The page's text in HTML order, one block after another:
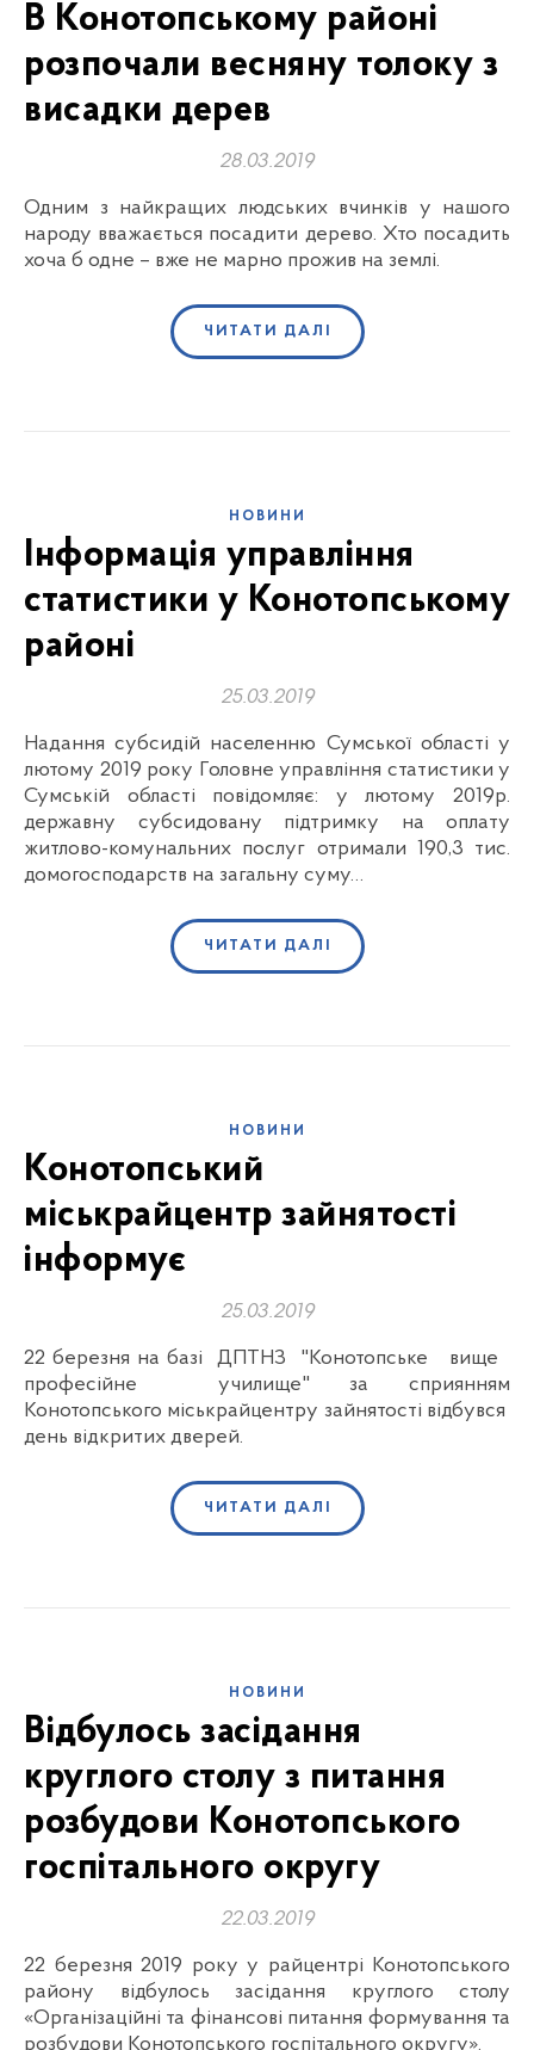
В Конотопському районі
розпочали весняну толоку з
висадки дерев
28.03.2019
Одним з найкращих людських вчинків у нашого
народу вважається посадити дерево. Хто посадить
хоча б одне – вже не марно прожив на землі.
ЧИТАТИ ДАЛІ
НОВИНИ
Інформація управління
статистики у Конотопському
районі
25.03.2019
Надання субсидій населенню Сумської області у
лютому 2019 року Головне управління статистики у
Сумській області повідомляє: у лютому 2019р.
державну субсидовану підтримку на оплату
житлово-комунальних послуг отримали 190,3 тис.
домогосподарств на загальну суму…
ЧИТАТИ ДАЛІ
НОВИНИ
Конотопський
міськрайцентр зайнятості
інформує
25.03.2019
22 березня на базі ДПТНЗ "Конотопське вище
професійне училище" за сприянням
Конотопського міськрайцентру зайнятості відбувся
день відкритих дверей.
ЧИТАТИ ДАЛІ
НОВИНИ
Відбулось засідання
круглого столу з питання
розбудови Конотопського
госпітального округу
22.03.2019
22 березня 2019 року у райцентрі Конотопського
району відбулось засідання круглого столу
«Організаційні та фінансові питання формування та
розбудови Конотопського госпітального округу».